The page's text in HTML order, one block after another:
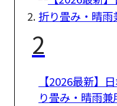
2
【2026最新】
り畳み・晴雨